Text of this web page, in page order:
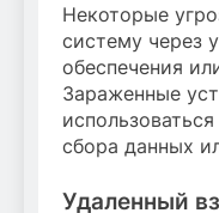
Некоторые
систему через
обеспечения
Зараженные
сбора данных
Удаленный